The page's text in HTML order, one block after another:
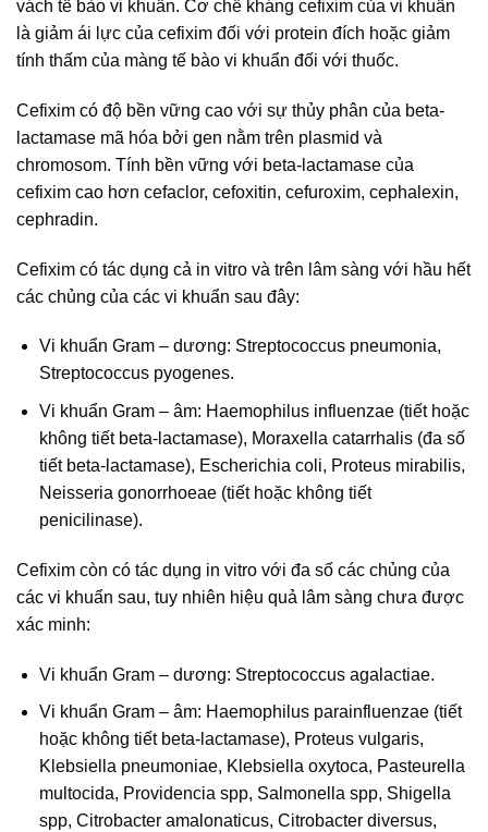
vách tế bào vi khuẩn. Cơ chế kháng cefixim của vi khuẩn
là giảm ái lực của cefixim đối với protein đích hoặc giảm
tính thấm của màng tế bào vi khuẩn đối với thuốc.
Cefixim có độ bền vững cao với sự thủy phân của beta-
lactamase mã hóa bởi gen nằm trên plasmid và
chromosom. Tính bền vững với beta-lactamase của
cefixim cao hơn cefaclor, cefoxitin, cefuroxim, cephalexin,
cephradin.
Cefixim có tác dụng cả in vitro và trên lâm sàng với hầu hết
các chủng của các vi khuẩn sau đây:
Vi khuẩn Gram – dương: Streptococcus pneumonia,
Streptococcus pyogenes.
Vi khuẩn Gram – âm: Haemophilus influenzae (tiết hoặc
không tiết beta-lactamase), Moraxella catarrhalis (đa số
tiết beta-lactamase), Escherichia coli, Proteus mirabilis,
Neisseria gonorrhoeae (tiết hoặc không tiết
penicilinase).
Cefixim còn có tác dụng in vitro với đa số các chủng của
các vi khuẩn sau, tuy nhiên hiệu quả lâm sàng chưa được
xác minh:
Vi khuẩn Gram – dương: Streptococcus agalactiae.
Vi khuẩn Gram – âm: Haemophilus parainfluenzae (tiết
hoặc không tiết beta-lactamase), Proteus vulgaris,
Klebsiella pneumoniae, Klebsiella oxytoca, Pasteurella
multocida, Providencia spp, Salmonella spp, Shigella
spp, Citrobacter amalonaticus, Citrobacter diversus,